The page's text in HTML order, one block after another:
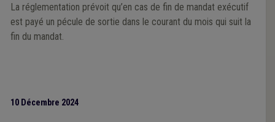
La réglementation prévoit qu’en cas de fin de mandat exécutif
est payé un pécule de sortie dans le courant du mois qui suit la
fin du mandat.
10 Décembre 2024